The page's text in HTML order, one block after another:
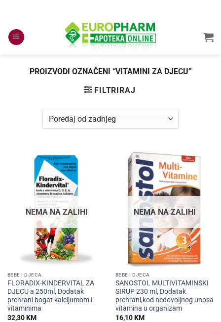
content
PROIZVODI OZNAČENI “VITAMINI ZA DJECU”
FILTRIRAJ
NEMA NA ZALIHI
BEBE I DJECA
FLORADIX-KINDERVITAL ZA
DJECU a 250ml, Dodatak
prehrani bogat kalcijumom i
vitaminima
32,30KM
NEMA NA ZALIHI
BEBE I DJECA
SANOSTOL MULTIVITAMINSKI
SIRUP 230 ml, Dodatak
prehrani,kod nedovoljnog unosa
vitamina u organizam
16,10KM